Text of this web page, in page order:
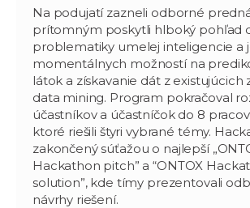
Na podujatí zazneli odborné
prítomným poskytli hlboký pohľad
problematiky umelej inteligencie a
momentálnych možností na
látok a získavanie dát z existujúcich
data mining. Program pokračoval
účastníkov a účastníčok do 8
ktoré riešili štyri vybrané témy.
zakončený súťažou o najlepší
Hackathon pitch” a “ONTOX
solution”, kde tímy prezentovali
návrhy riešení.